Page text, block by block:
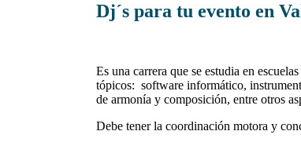
Dj´s para tu evento en
Es una carrera que se estudia en escuelas
tópicos: software informático,
de armonía y composición, entre otros
Debe tener la coordinación motora y